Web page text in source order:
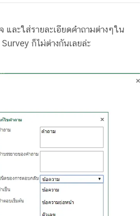
และใส่รายละเอียดคำถามต่างๆใน
ก็ไม่ต่างกันเลยล่ะ